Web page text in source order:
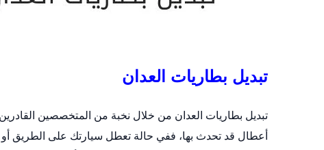
تبديل بطاريات العدان
تبديل بطاريات العدان من خلال نخبة من المتخصصين
أعطال قد تحدث بها، ففي حالة تعطل سيارتك على الطريق